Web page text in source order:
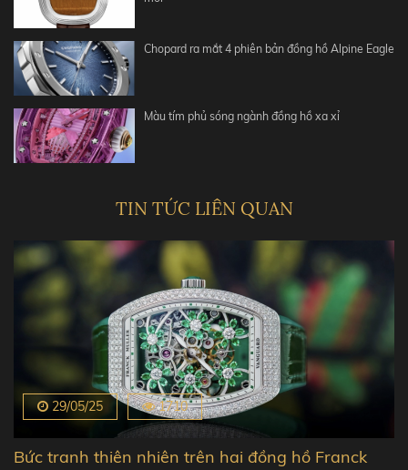
Chopard ra mắt 4 phiên bản đồng hồ Alpine Eagle
Màu tím phủ sóng ngành đồng hồ xa xỉ
TIN TỨC LIÊN QUAN
29/05/25 1710
Bức tranh thiên nhiên trên hai đồng hồ Franck